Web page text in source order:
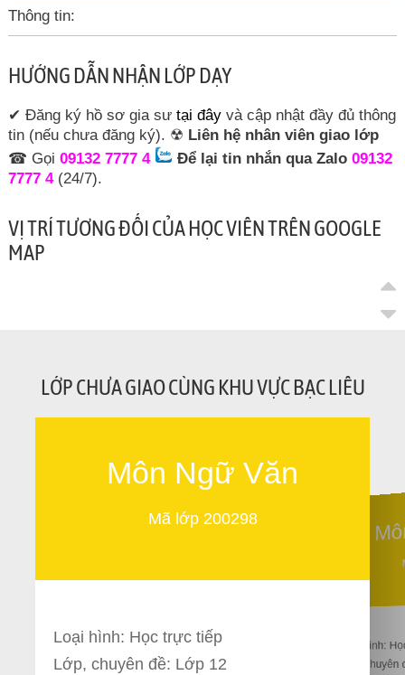
Thông tin:
HƯỚNG DẪN NHẬN LỚP DẠY
✔ Đăng ký hồ sơ gia sư tại đâyvà cập nhật đầy đủ thông
tin (nếu chưa đăng ký). ☢ Liên hệ nhân viên giao lớp
☎ Gọi 09132 7777 4 Để lại tin nhắn qua Zalo 09132
7777 4(24/7).
VỊ TRÍ TƯƠNG ĐỐI CỦA HỌC VIÊN TRÊN GOOGLE
MAP
LỚP CHƯA GIAO CÙNG KHU VỰC BẠC LIÊU
Môn Ngữ Văn
Mã lớp 200298
Loại hình: Học trực tiếp
Lớp, chuyên đề: Lớp 12
Loại hình:
Lớp,